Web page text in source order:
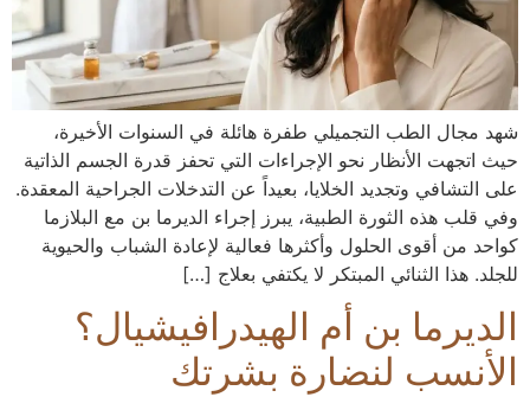
شهد مجال الطب التجميلي طفرة هائلة في السنوات الأخيرة،
حيث اتجهت الأنظار نحو الإجراءات التي تحفز قدرة الجسم الذاتية
على التشافي وتجديد الخلايا، بعيداً عن التدخلات الجراحية المعقدة.
وفي قلب هذه الثورة الطبية، يبرز إجراء الديرما بن مع البلازما
كواحد من أقوى الحلول وأكثرها فعالية لإعادة الشباب والحيوية
للجلد. هذا الثنائي المبتكر لا يكتفي بعلاج […]
الديرما بن أم الهيدرافيشيال؟
الأنسب لنضارة بشرتك